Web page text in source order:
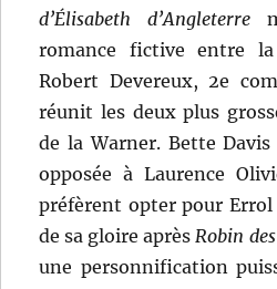
d’Élisabeth d’Angleterre
romance fictive entre
Robert Devereux, 2e
réunit les deux plus
de la Warner. Bette
opposée à Laurence
préfèrent opter pour
de sa gloire aprèsRobin
une personnification